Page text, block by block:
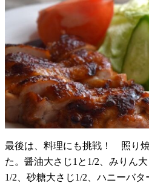
最後は、料理にも挑戦！ 照り
た。醤油大さじ1と1/2、みりん
1/2、砂糖大さじ1/2、ハニーバ